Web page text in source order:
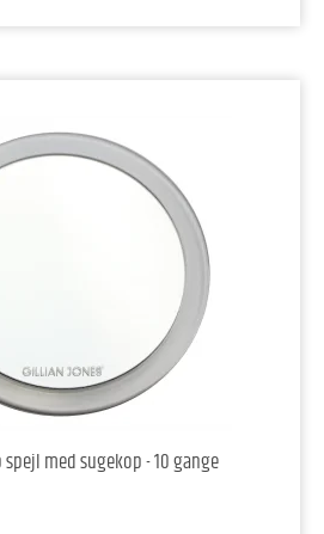
med sugekop - 10 gange